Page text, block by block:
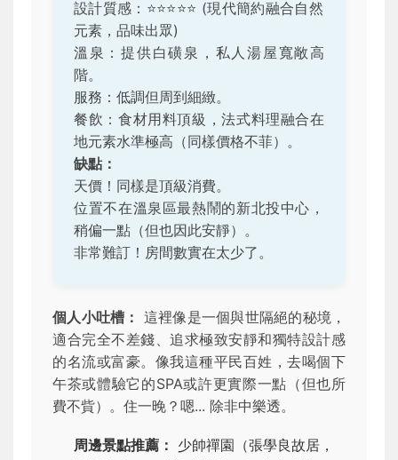
設計質感： ⭐️⭐️⭐️⭐️⭐️ (現代簡約融合自然
元素，品味出眾)
溫泉：提供白磺泉，私人湯屋寬敞高
階。
服務：低調但周到細緻。
餐飲：食材用料頂級，法式料理融合在
地元素水準極高（同樣價格不菲）。
缺點：
天價！同樣是頂級消費。
位置不在溫泉區最熱鬧的新北投中心，
稍偏一點（但也因此安靜）。
非常難訂！房間數實在太少了。
個人小吐槽： 這裡像是一個與世隔絕的秘境，
適合完全不差錢、追求極致安靜和獨特設計感
的名流或富豪。像我這種平民百姓，去喝個下
午茶或體驗它的SPA或許更實際一點（但也所
費不貲）。住一晚？嗯... 除非中樂透。
周邊景點推薦： 少帥禪園（張學良故居，